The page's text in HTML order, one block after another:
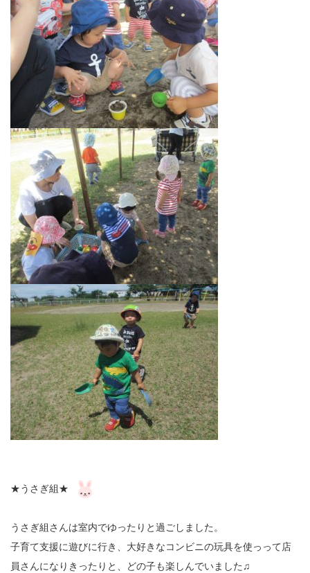
★うさぎ組★
うさぎ組さんは室内でゆったりと過ごしました。
子育て支援に遊びに行き、大好きなコンビニの玩具を使っって店
員さんになりきったりと、どの子も楽しんでいました♫